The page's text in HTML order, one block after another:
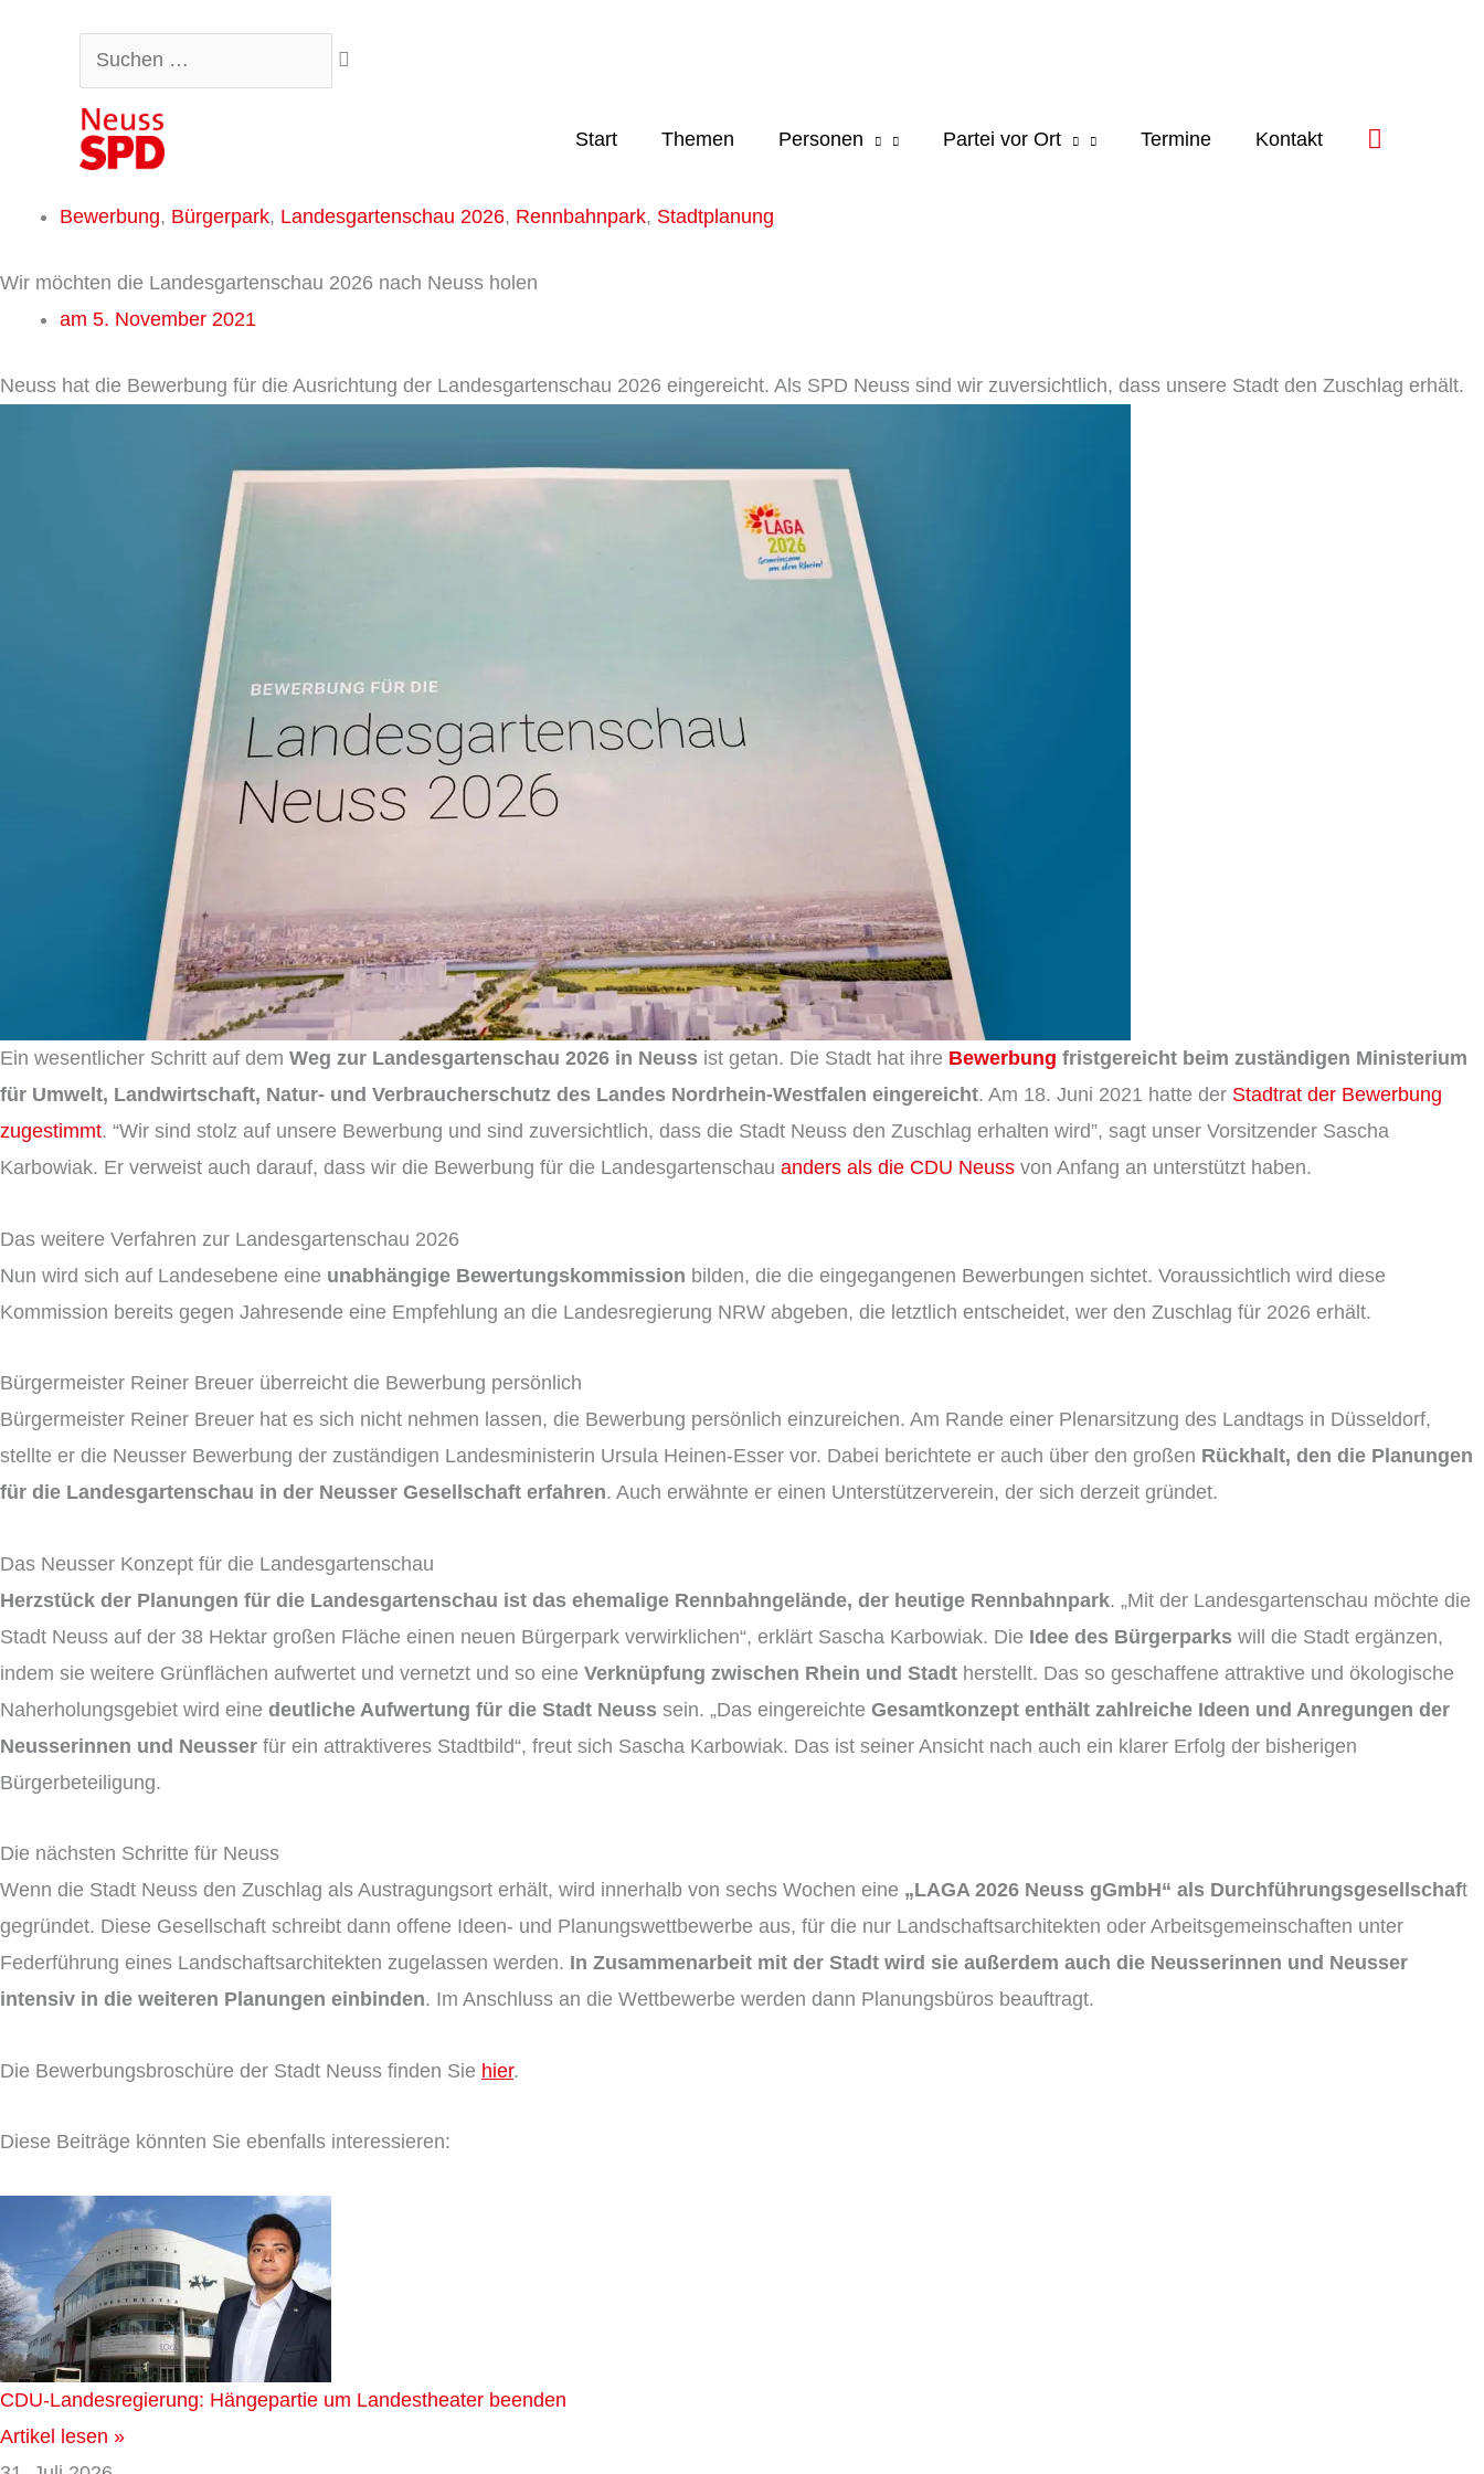
Suchen …
Start Themen Personen Partei vor Ort Termine Kontakt
Bewerbung, Bürgerpark, Landesgartenschau 2026, Rennbahnpark, Stadtplanung
Wir möchten die Landesgartenschau 2026 nach Neuss holen
am 5. November 2021
Neuss hat die Bewerbung für die Ausrichtung der Landesgartenschau 2026 eingereicht. Als SPD Neuss sind wir zuversichtlich, dass unsere Stadt den Zuschlag erhält.
Ein wesentlicher Schritt auf dem Weg zur Landesgartenschau 2026 in Neuss ist getan. Die Stadt hat ihre Bewerbung fristgereicht beim zuständigen Ministerium
für Umwelt, Landwirtschaft, Natur- und Verbraucherschutz des Landes Nordrhein-Westfalen eingereicht. Am 18. Juni 2021 hatte der Stadtrat der Bewerbung
zugestimmt. “Wir sind stolz auf unsere Bewerbung und sind zuversichtlich, dass die Stadt Neuss den Zuschlag erhalten wird”, sagt unser Vorsitzender Sascha
Karbowiak. Er verweist auch darauf, dass wir die Bewerbung für die Landesgartenschau anders als die CDU Neuss von Anfang an unterstützt haben.
Das weitere Verfahren zur Landesgartenschau 2026
Nun wird sich auf Landesebene eine unabhängige Bewertungskommission bilden, die die eingegangenen Bewerbungen sichtet. Voraussichtlich wird diese
Kommission bereits gegen Jahresende eine Empfehlung an die Landesregierung NRW abgeben, die letztlich entscheidet, wer den Zuschlag für 2026 erhält.
Bürgermeister Reiner Breuer überreicht die Bewerbung persönlich
Bürgermeister Reiner Breuer hat es sich nicht nehmen lassen, die Bewerbung persönlich einzureichen. Am Rande einer Plenarsitzung des Landtags in Düsseldorf,
stellte er die Neusser Bewerbung der zuständigen Landesministerin Ursula Heinen-Esser vor. Dabei berichtete er auch über den großen Rückhalt, den die Planungen
für die Landesgartenschau in der Neusser Gesellschaft erfahren. Auch erwähnte er einen Unterstützerverein, der sich derzeit gründet.
Das Neusser Konzept für die Landesgartenschau
Herzstück der Planungen für die Landesgartenschau ist das ehemalige Rennbahngelände, der heutige Rennbahnpark. „Mit der Landesgartenschau möchte die
Stadt Neuss auf der 38 Hektar großen Fläche einen neuen Bürgerpark verwirklichen“, erklärt Sascha Karbowiak. Die Idee des Bürgerparks will die Stadt ergänzen,
indem sie weitere Grünflächen aufwertet und vernetzt und so eine Verknüpfung zwischen Rhein und Stadt herstellt. Das so geschaffene attraktive und ökologische
Naherholungsgebiet wird eine deutliche Aufwertung für die Stadt Neuss sein. „Das eingereichte Gesamtkonzept enthält zahlreiche Ideen und Anregungen der
Neusserinnen und Neusser für ein attraktiveres Stadtbild“, freut sich Sascha Karbowiak. Das ist seiner Ansicht nach auch ein klarer Erfolg der bisherigen
Bürgerbeteiligung.
Die nächsten Schritte für Neuss
Wenn die Stadt Neuss den Zuschlag als Austragungsort erhält, wird innerhalb von sechs Wochen eine „LAGA 2026 Neuss gGmbH“ als Durchführungsgesellschaft
gegründet. Diese Gesellschaft schreibt dann offene Ideen- und Planungswettbewerbe aus, für die nur Landschaftsarchitekten oder Arbeitsgemeinschaften unter
Federführung eines Landschaftsarchitekten zugelassen werden. In Zusammenarbeit mit der Stadt wird sie außerdem auch die Neusserinnen und Neusser
intensiv in die weiteren Planungen einbinden. Im Anschluss an die Wettbewerbe werden dann Planungsbüros beauftragt.
Die Bewerbungsbroschüre der Stadt Neuss finden Sie hier.
Diese Beiträge könnten Sie ebenfalls interessieren:
CDU-Landesregierung: Hängepartie um Landestheater beenden
Artikel lesen »